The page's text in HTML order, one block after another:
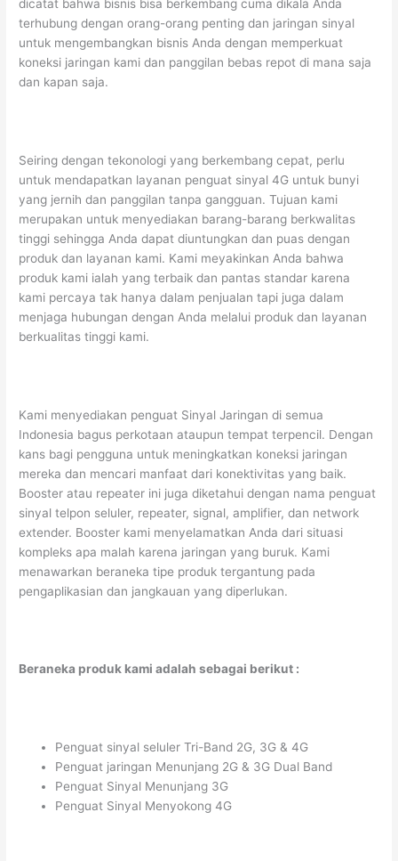
dicatat bahwa bisnis bisa berkembang cuma dikala Anda
terhubung dengan orang-orang penting dan jaringan sinyal
untuk mengembangkan bisnis Anda dengan memperkuat
koneksi jaringan kami dan panggilan bebas repot di mana saja
dan kapan saja.
Seiring dengan tekonologi yang berkembang cepat, perlu
untuk mendapatkan layanan penguat sinyal 4G untuk bunyi
yang jernih dan panggilan tanpa gangguan. Tujuan kami
merupakan untuk menyediakan barang-barang berkwalitas
tinggi sehingga Anda dapat diuntungkan dan puas dengan
produk dan layanan kami. Kami meyakinkan Anda bahwa
produk kami ialah yang terbaik dan pantas standar karena
kami percaya tak hanya dalam penjualan tapi juga dalam
menjaga hubungan dengan Anda melalui produk dan layanan
berkualitas tinggi kami.
Kami menyediakan penguat Sinyal Jaringan di semua
Indonesia bagus perkotaan ataupun tempat terpencil. Dengan
kans bagi pengguna untuk meningkatkan koneksi jaringan
mereka dan mencari manfaat dari konektivitas yang baik.
Booster atau repeater ini juga diketahui dengan nama penguat
sinyal telpon seluler, repeater, signal, amplifier, dan network
extender. Booster kami menyelamatkan Anda dari situasi
kompleks apa malah karena jaringan yang buruk. Kami
menawarkan beraneka tipe produk tergantung pada
pengaplikasian dan jangkauan yang diperlukan.
Beraneka produk kami adalah sebagai berikut :
Penguat sinyal seluler Tri-Band 2G, 3G & 4G
Penguat jaringan Menunjang 2G & 3G Dual Band
Penguat Sinyal Menunjang 3G
Penguat Sinyal Menyokong 4G